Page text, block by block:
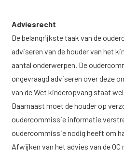
Adviesrecht
De belangrijkste taak van de
adviseren van de houder van het
aantal onderwerpen. De
ongevraagd adviseren over deze
van de Wet kinderopvang staat
Daarnaast moet de houder op
oudercommissie informatie
oudercommissie nodig heeft om
Afwijken van het advies van de OC